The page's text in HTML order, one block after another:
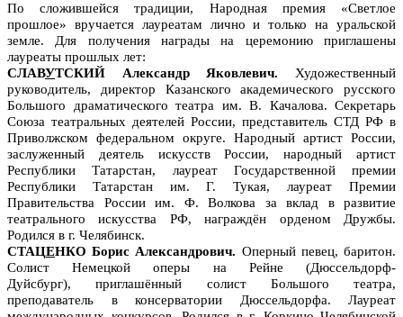
По сложившейся традиции, Народная премия «Светлое
прошлое» вручается лауреатам лично и только на уральской
земле. Для получения награды на церемонию приглашены
лауреаты прошлых лет:
СЛАВУТСКИЙ Александр Яковлевич.
Художественный
руководитель, директор Казанского академического русского
Большого драматического театра им. В. Качалова. Секретарь
Союза театральных деятелей России, представитель СТД РФ в
Приволжском федеральном округе. Народный артист России,
заслуженный деятель искусств России, народный артист
Республики Татарстан, лауреат Государственной премии
Республики Татарстан им. Г. Тукая, лауреат Премии
Правительства России им. Ф. Волкова за вклад в развитие
театрального искусства РФ, награждён орденом Дружбы.
Родился в г. Челябинск.
СТАЦЕНКО Борис Александрович. Оперный певец, баритон.
СолистНемецкой оперы на Рейне (Дюссельдорф-
Дуйсбург), приглашённый солист Большого театра,
преподаватель в консерватории Дюссельдорфа. Лауреат